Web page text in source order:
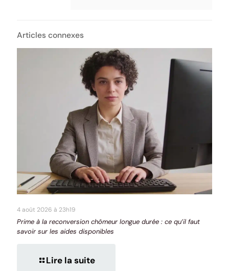
Articles connexes
4 août 2026 à 23h19
Prime à la reconversion chômeur longue durée : ce qu’il faut
savoir sur les aides disponibles
Lire la suite